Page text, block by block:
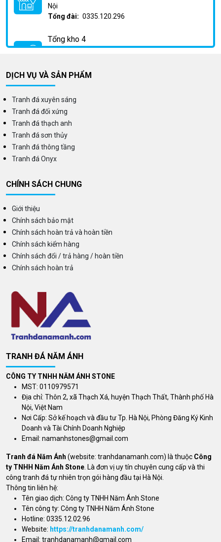
Nội
Tổng đài: 0335.120.296
Tổng kho 4
Địa chỉ: Km2 Phan Trọng Tuệ, Huỳnh Cung, Thanh
Tổng đài: 0335.120.296
DỊCH VỤ VÀ SẢN PHẨM
Tranh đá xuyên sáng
Tranh đá đối xứng
Tranh đá thạch anh
Tranh đá sơn thủy
Tranh đá thông tầng
Tranh đá Onyx
CHÍNH SÁCH CHUNG
Giới thiệu
Chính sách bảo mật
Chính sách hoàn trả và hoàn tiền
Chính sách kiểm hàng
Chính sách đổi / trả hàng / hoàn tiền
Chính sách hoàn trả
TRANH ĐÁ NĂM ÁNH
CÔNG TY TNHH NĂM ÁNH STONE
MST: 0110979571
Địa chỉ: Thôn 2, xã Thạch Xá, huyện Thạch Thất, Thành phố Hà
Nội, Việt Nam
Nơi Cấp: Sở kế hoạch và đầu tư Tp. Hà Nội, Phòng Đăng Ký Kinh
Doanh và Tài Chính Doanh Nghiệp
Email: namanhstones@gmail.com
Tranh đá Năm Ánh (website: tranhdanamanh.com) là thuộc Công
ty TNHH Năm Ánh Stone . Là đơn vị uy tín chuyên cung cấp và thi
công tranh đá tự nhiên trọn gói hàng đầu tại Hà Nội.
Thông tin liên hệ:
Tên giao dịch: Công ty TNHH Năm Ánh Stone
Tên công ty: Công ty TNHH Năm Ánh Stone
Hotline: 0335.12.02.96
Website: https://tranhdanamanh.com/
Email: tranhdanamanh@gmail.com